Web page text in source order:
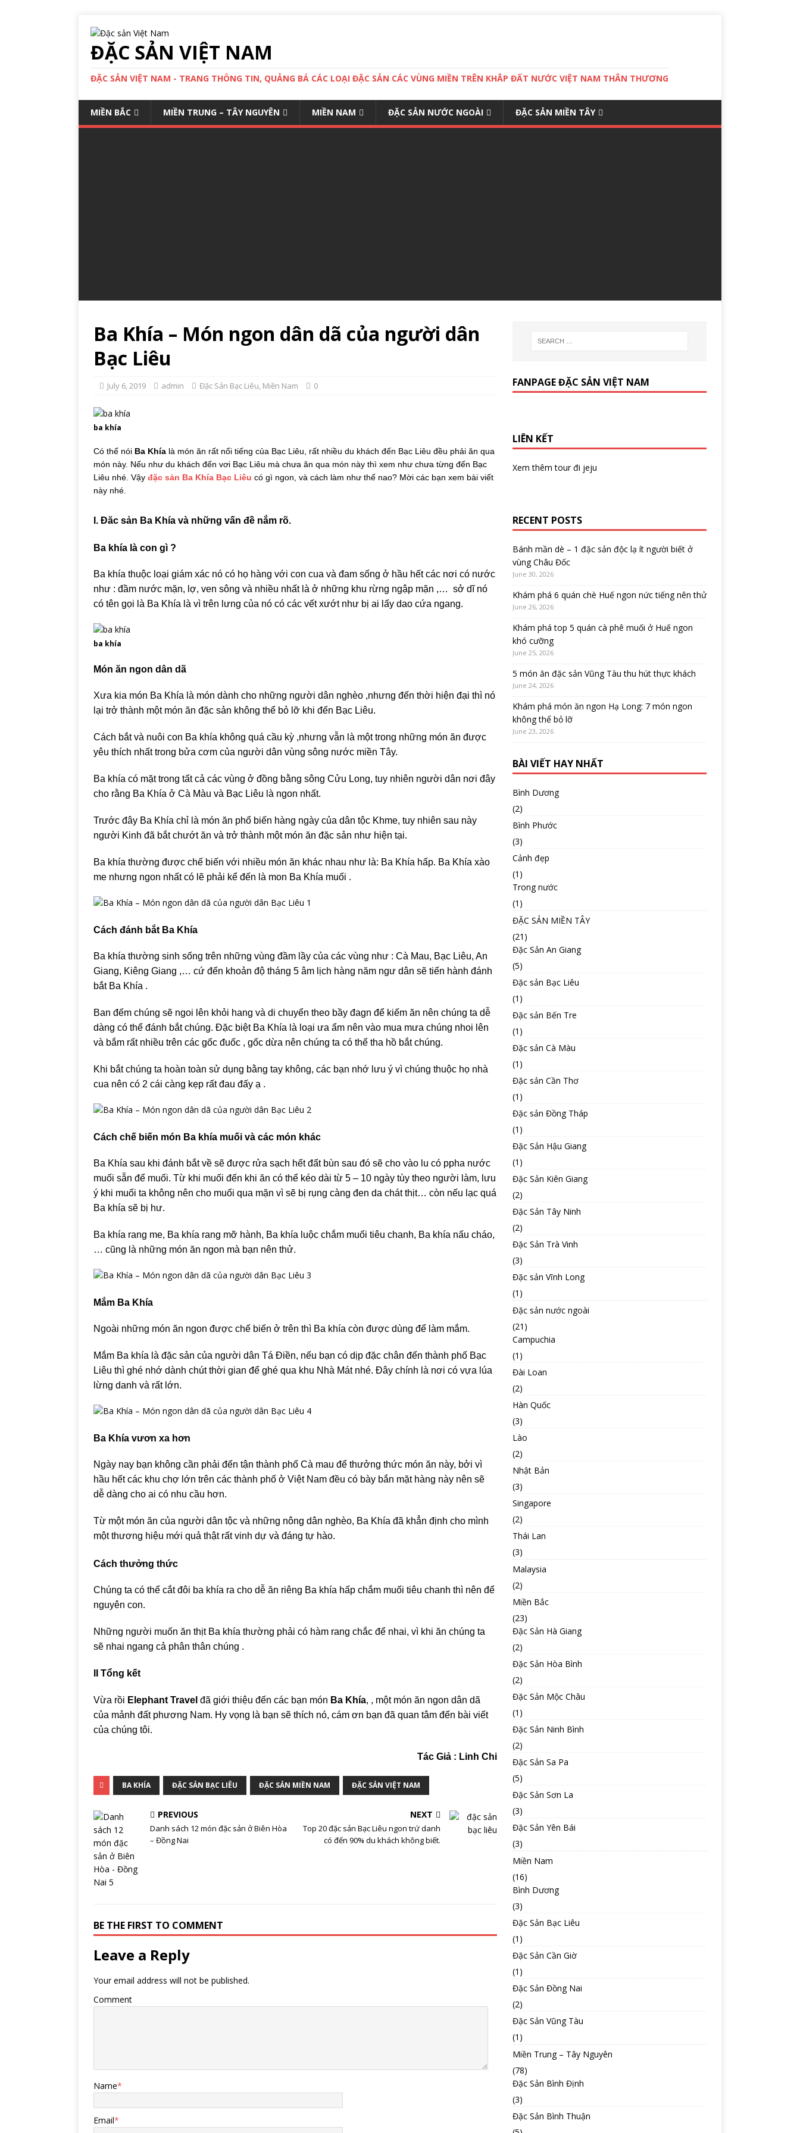
ĐẶC SẢN VIỆT NAM
ĐẶC SẢN VIỆT NAM - TRANG THÔNG TIN, QUẢNG BÁ CÁC LOẠI ĐẶC SẢN CÁC VÙNG MIỀN TRÊN KHẮP ĐẤT NƯỚC VIỆT NAM THÂN THƯƠNG
MIỀN BẮC MIỀN TRUNG – TÂY NGUYÊN MIỀN NAM ĐẶC SẢN NƯỚC NGOÀI ĐẶC SẢN MIỀN TÂY
Ba Khía – Món ngon dân dã của người dân
Bạc Liêu
July 6, 2019 admin Đặc Sản Bạc Liêu, Miền Nam 0
ba khía
Có thể nói Ba Khía là món ăn rất nổi tiếng của Bạc Liêu, rất nhiều du khách đến Bạc Liêu đều phải ăn qua
món này. Nếu như du khách đến vơi Bạc Liêu mà chưa ăn qua món này thì xem như chưa từng đến Bạc
Liêu nhé. Vậy đặc sản Ba Khía Bạc Liêu có gì ngon, và cách làm như thế nao? Mời các bạn xem bài viết
này nhé.
I. Đăc sản Ba Khía và những vấn đề nắm rõ.
Ba khía là con gì ?
Ba khía thuộc loại giám xác nó có họ hàng với con cua và đam sống ở hầu hết các nơi có nước
như : đầm nước mặn, lợ, ven sông và nhiều nhất là ở những khu rừng ngập mặn ,… sở dĩ nó
có tên gọi là Ba Khía là vì trên lưng của nó có các vết xướt như bị ai lấy dao cứa ngang.
ba khía
Món ăn ngon dân dã
Xưa kia món Ba Khía là món dành cho những người dân nghèo ,nhưng đến thời hiện đại thì nó
lại trở thành một món ăn đặc sản không thể bỏ lỡ khi đến Bạc Liêu.
Cách bắt và nuôi con Ba khía không quá cầu kỳ ,nhưng vẫn là một trong những món ăn được
yêu thích nhất trong bửa cơm của người dân vùng sông nước miền Tây.
Ba khía có mặt trong tất cả các vùng ở đồng bằng sông Cửu Long, tuy nhiên người dân nơi đây
cho rằng Ba Khía ở Cà Màu và Bạc Liêu là ngon nhất.
Trước đây Ba Khía chỉ là món ăn phổ biến hàng ngày của dân tộc Khme, tuy nhiên sau này
người Kinh đã bắt chướt ăn và trở thành một món ăn đặc sản như hiện tại.
Ba khía thường được chế biến với nhiều món ăn khác nhau như là: Ba Khía hấp. Ba Khía xào
me nhưng ngon nhất có lẽ phải kể đến là mon Ba Khía muối .
Cách đánh bắt Ba Khía
Ba khía thường sinh sống trên những vùng đầm lầy của các vùng như : Cà Mau, Bạc Liêu, An
Giang, Kiêng Giang ,… cứ đến khoản độ tháng 5 âm lịch hàng năm ngư dân sẽ tiến hành đánh
bắt Ba Khía .
Ban đếm chúng sẽ ngoi lên khỏi hang và di chuyển theo bầy đagn để kiếm ăn nên chúng ta dễ
dàng có thể đánh bắt chúng. Đặc biệt Ba Khía là loại ưa ẩm nên vào mua mưa chúng nhoi lên
và bắm rất nhiều trên các gốc đuốc , gốc dừa nên chúng ta có thể tha hồ bắt chúng.
Khi bắt chúng ta hoàn toàn sử dụng bằng tay không, các bạn nhớ lưu ý vì chúng thuộc họ nhà
cua nên có 2 cái càng kẹp rất đau đấy ạ .
Cách chế biến món Ba khía muối và các món khác
Ba Khía sau khi đánh bắt về sẽ được rửa sạch hết đất bùn sau đó sẽ cho vào lu có ppha nước
muối sẵn để muối. Từ khi muối đến khi ăn có thể kéo dài từ 5 – 10 ngày tùy theo người làm, lưu
ý khi muối ta không nên cho muối qua mặn vì sẽ bị rụng càng đen da chát thịt… còn nếu lạc quá
Ba khía sẽ bị hư.
Ba khía rang me, Ba khía rang mỡ hành, Ba khía luộc chắm muối tiêu chanh, Ba khía nấu cháo,
… cũng là những món ăn ngon mà bạn nên thử.
Mắm Ba Khía
Ngoài những món ăn ngon được chế biến ở trên thì Ba khía còn được dùng để làm mắm.
Mắm Ba khía là đặc sản của người dân Tá Điền, nếu bạn có dịp đặc chân đến thành phố Bạc
Liêu thì ghé nhớ dành chút thời gian để ghé qua khu Nhà Mát nhé. Đây chính là nơi có vựa lúa
lừng danh và rất lớn.
Ba Khía vươn xa hơn
Ngày nay bạn không cần phải đến tận thành phố Cà mau để thưởng thức món ăn này, bởi vì
hầu hết các khu chợ lớn trên các thành phố ở Việt Nam đều có bày bắn mặt hàng này nên sẽ
dễ dàng cho ai có nhu cầu hơn.
Từ một món ăn của người dân tộc và những nông dân nghèo, Ba Khía đã khẳn định cho mình
một thương hiệu mới quả thật rất vinh dự và đáng tự hào.
Cách thưởng thức
Chúng ta có thể cắt đôi ba khía ra cho dễ ăn riêng Ba khía hấp chắm muối tiêu chanh thì nên để
nguyên con.
Những người muốn ăn thịt Ba khía thường phải có hàm rang chắc để nhai, vì khi ăn chúng ta
sẽ nhai ngang cả phân thân chúng .
II Tổng kết
Vừa rồi Elephant Travel đã giới thiệu đến các bạn món Ba Khía, , một món ăn ngon dân dã
của mảnh đất phương Nam. Hy vọng là bạn sẽ thích nó, cám ơn bạn đã quan tâm đến bài viết
của chúng tôi.
Tác Giả : Linh Chi
BA KHÍA ĐẶC SẢN BẠC LIÊU ĐẶC SẢN MIỀN NAM ĐẶC SẢN VIỆT NAM
PREVIOUS
Danh sách 12 món đặc sản ở Biên Hòa
– Đồng Nai
NEXT
Top 20 đặc sản Bạc Liêu ngon trứ danh
có đến 90% du khách không biết.
BE THE FIRST TO COMMENT
Leave a Reply
Your email address will not be published.
Comment
Name*
Email*
FANPAGE ĐẶC SẢN VIỆT NAM
LIÊN KẾT
Xem thêmtour đi jeju
RECENT POSTS
Bánh mần dè – 1 đặc sản độc lạ ít người biết ở
vùng Châu Đốc
June 30, 2026
Khám phá 6 quán chè Huế ngon nức tiếng nên thử
June 26, 2026
Khám phá top 5 quán cà phê muối ở Huế ngon
khó cưỡng
June 25, 2026
5 món ăn đặc sản Vũng Tàu thu hút thực khách
June 24, 2026
Khám phá món ăn ngon Hạ Long: 7 món ngon
không thể bỏ lỡ
June 23, 2026
BÀI VIẾT HAY NHẤT
Bình Dương
(2)
Bình Phước
(3)
Cảnh đẹp
(1)
Trong nước
(1)
ĐẶC SẢN MIỀN TÂY
(21)
Đặc Sản An Giang
(5)
Đặc sản Bạc Liêu
(1)
Đặc sản Bến Tre
(1)
Đặc sản Cà Màu
(1)
Đặc sản Cần Thơ
(1)
Đặc sản Đồng Tháp
(1)
Đặc Sản Hậu Giang
(1)
Đặc Sản Kiên Giang
(2)
Đặc Sản Tây Ninh
(2)
Đặc Sản Trà Vinh
(3)
Đặc sản Vĩnh Long
(1)
Đặc sản nước ngoài
(21)
Campuchia
(1)
Đài Loan
(2)
Hàn Quốc
(3)
Lào
(2)
Nhật Bản
(3)
Singapore
(2)
Thái Lan
(3)
Malaysia
(2)
Miền Bắc
(23)
Đặc Sản Hà Giang
(2)
Đặc Sản Hòa Bình
(2)
Đặc Sản Mộc Châu
(1)
Đặc Sản Ninh Bình
(2)
Đặc Sản Sa Pa
(5)
Đặc Sản Sơn La
(3)
Đặc Sản Yên Bái
(3)
Miền Nam
(16)
Bình Dương
(3)
Đặc Sản Bạc Liêu
(1)
Đặc Sản Cần Giờ
(1)
Đặc Sản Đồng Nai
(2)
Đặc Sản Vũng Tàu
(1)
Miền Trung – Tây Nguyên
(78)
Đặc Sản Bình Định
(3)
Đặc Sản Bình Thuận